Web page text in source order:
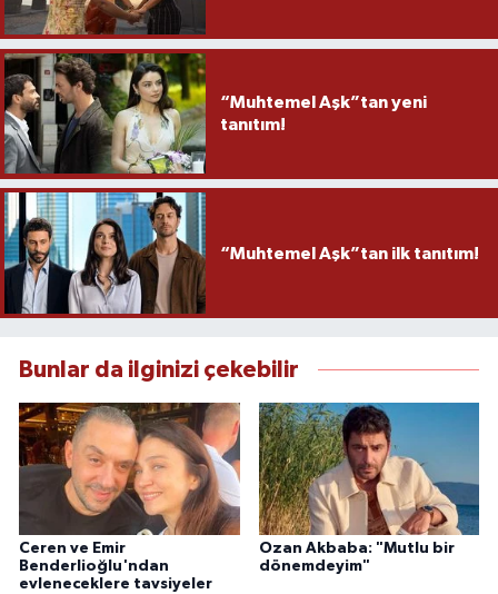
“Muhtemel Aşk”tan yeni
tanıtım!
“Muhtemel Aşk”tan ilk tanıtım!
Bunlar da ilginizi çekebilir
Ceren ve Emir
Benderlioğlu'ndan
evleneceklere tavsiyeler
Ozan Akbaba: "Mutlu bir
dönemdeyim"